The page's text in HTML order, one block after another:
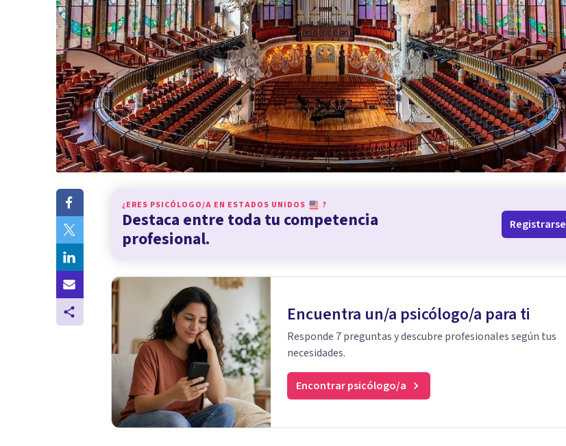
¿ERES PSICÓLOGO/A EN ESTADOS UNIDOS ?
Destaca entre toda tu competencia
profesional.
Registrarse
Encuentra un/a psicólogo/a para ti
Responde 7 preguntas y descubre profesionales según tus
necesidades.
Encontrar psicólogo/a